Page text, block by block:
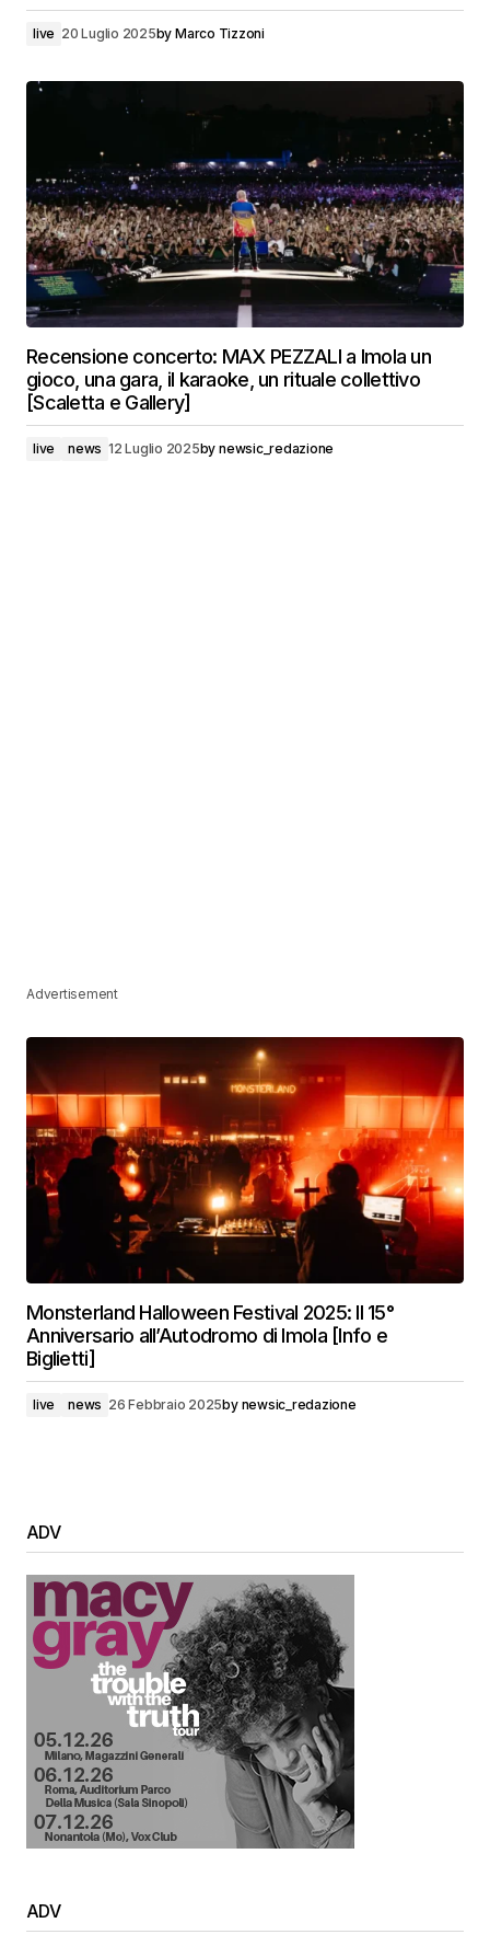
live 20 Luglio 2025by Marco Tizzoni
Recensione concerto: MAX PEZZALI a Imola un
gioco, una gara, il karaoke, un rituale collettivo
[Scaletta e Gallery]
live news 12 Luglio 2025by newsic_redazione
Advertisement
Monsterland Halloween Festival 2025: Il 15°
Anniversario all’Autodromo di Imola [Info e
Biglietti]
live news 26 Febbraio 2025by newsic_redazione
ADV
ADV